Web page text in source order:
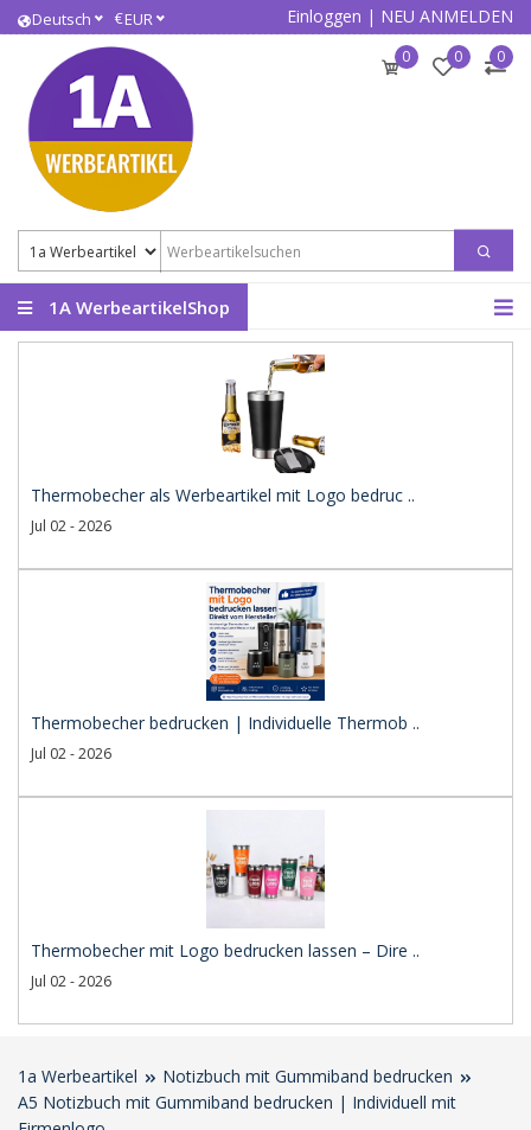
Deutsch €EUR Einloggen | NEU ANMELDEN
0 0 0
1A WerbeartikelShop
Thermobecher als Werbeartikel mit Logo bedruc ..
Jul 02 - 2026
Thermobecher bedrucken | Individuelle Thermob ..
Jul 02 - 2026
Thermobecher mit Logo bedrucken lassen – Dire ..
Jul 02 - 2026
1a Werbeartikel
Notizbuch mit Gummiband bedrucken
A5 Notizbuch mit Gummiband bedrucken | Individuell mit